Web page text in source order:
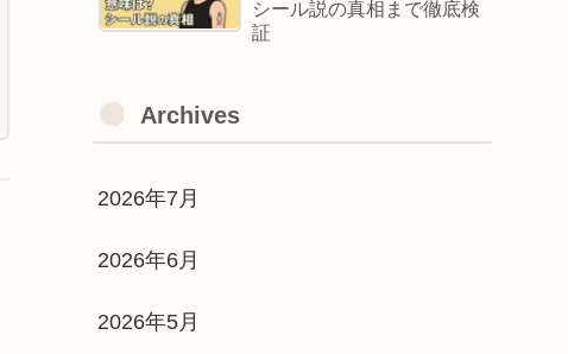
シール説の真相まで徹底検
証
Archives
2026年7月
2026年6月
2026年5月